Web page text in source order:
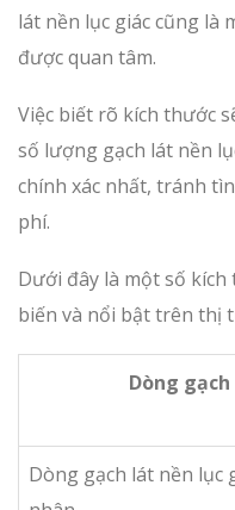
lát nền lục giác cũng là
được quan tâm.
Việc biết rõ kích thước
số lượng gạch lát nền
chính xác nhất, tránh
phí.
Dưới đây là một số
biến và nổi bật trên thị
Dòng gạch
Dòng gạch lát nền lục